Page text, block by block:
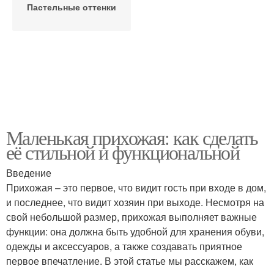
Пастельные оттенки
Маленькая прихожая: как сделать
её стильной и функциональной
Введение
Прихожая – это первое, что видит гость при входе в дом,
и последнее, что видит хозяин при выходе. Несмотря на
свой небольшой размер, прихожая выполняет важные
функции: она должна быть удобной для хранения обуви,
одежды и аксессуаров, а также создавать приятное
первое впечатление. В этой статье мы расскажем, как